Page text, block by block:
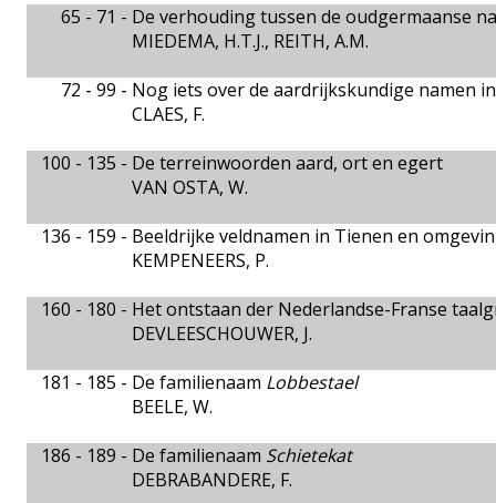
65 - 71 - De verhouding tussen de oudgermaanse
MIEDEMA, H.T.J., REITH, A.M.
72 - 99 - Nog iets over de aardrijkskundige namen
CLAES, F.
100 - 135 - De terreinwoorden aard, ort en egert
VAN OSTA, W.
136 - 159 - Beeldrijke veldnamen in Tienen en
KEMPENEERS, P.
160 - 180 - Het ontstaan der Nederlandse-Franse
DEVLEESCHOUWER, J.
181 - 185 - De familienaam Lobbestael
BEELE, W.
186 - 189 - De familienaam Schietekat
DEBRABANDERE, F.